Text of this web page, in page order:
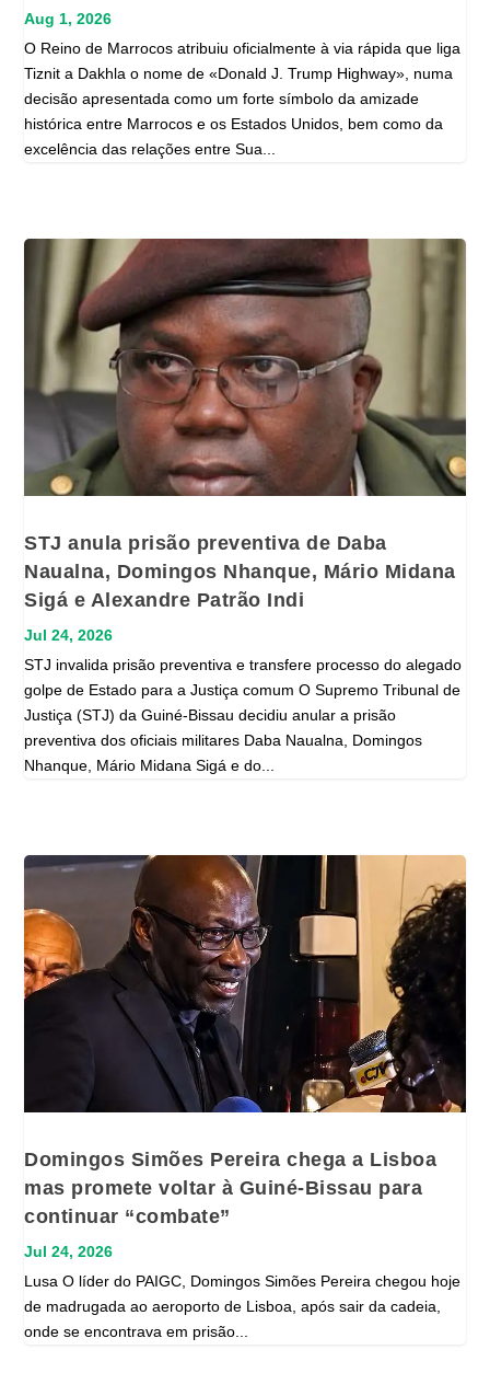
Aug 1, 2026
O Reino de Marrocos atribuiu oficialmente à via rápida que liga
Tiznit a Dakhla o nome de «Donald J. Trump Highway», numa
decisão apresentada como um forte símbolo da amizade
histórica entre Marrocos e os Estados Unidos, bem como da
excelência das relações entre Sua...
STJ anula prisão preventiva de Daba
Naualna, Domingos Nhanque, Mário Midana
Sigá e Alexandre Patrão Indi
Jul 24, 2026
STJ invalida prisão preventiva e transfere processo do alegado
golpe de Estado para a Justiça comum O Supremo Tribunal de
Justiça (STJ) da Guiné-Bissau decidiu anular a prisão
preventiva dos oficiais militares Daba Naualna, Domingos
Nhanque, Mário Midana Sigá e do...
Domingos Simões Pereira chega a Lisboa
mas promete voltar à Guiné-Bissau para
continuar “combate”
Jul 24, 2026
Lusa O líder do PAIGC, Domingos Simões Pereira chegou hoje
de madrugada ao aeroporto de Lisboa, após sair da cadeia,
onde se encontrava em prisão...